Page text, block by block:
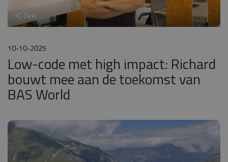
Deel
10-10-2025
Low-code met high impact: Richard
bouwt mee aan de toekomst van
BAS World